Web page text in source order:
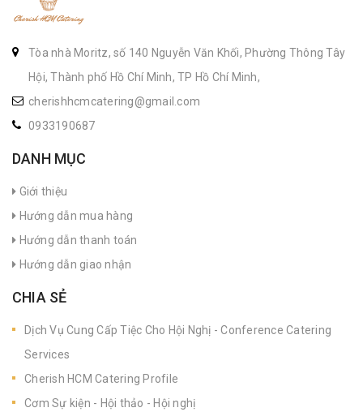
Tòa nhà Moritz, số 140 Nguyễn Văn Khối, Phường Thông Tây
Hội, Thành phố Hồ Chí Minh, TP Hồ Chí Minh,
cherishhcmcatering@gmail.com
0933190687
DANH MỤC
Giới thiệu
Hướng dẫn mua hàng
Hướng dẫn thanh toán
Hướng dẫn giao nhận
CHIA SẺ
Dịch Vụ Cung Cấp Tiệc Cho Hội Nghị - Conference Catering
Services
Cherish HCM Catering Profile
Cơm Sự kiện - Hội thảo - Hội nghị